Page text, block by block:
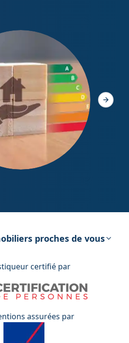
énergétique
Slide
proches de vous
certifié par
assurées par